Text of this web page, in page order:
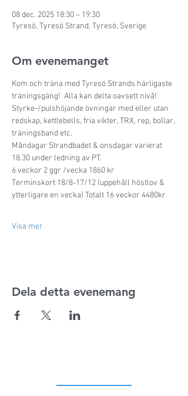
08 dec. 2025 18:30 – 19:30
Tyresö, Tyresö Strand, Tyresö, Sverige
Om evenemanget
Kom och träna med Tyresö Strands härligaste
träningsgäng!  Alla kan delta oavsett nivå!
Styrke-/pulshöjande övningar med eller utan
redskap, kettlebells, fria vikter, TRX, rep, bollar,
träningsband etc.
Måndagar Strandbadet & onsdagar varierat
18.30 under ledning av PT.
6 veckor 2 ggr /vecka 1860 kr
Terminskort 18/8-17/12 (uppehåll höstlov &
ytterligare en vecka) Totalt 16 veckor 4480kr
Visa mer
Dela detta evenemang